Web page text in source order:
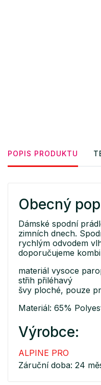
POPIS PRODUKTU
Obecný
Dámské spodní
zimních dnech.
rychlým odvodem
doporučujeme
materiál vysoce
střih přiléhavý
švy ploché, pouze
Materiál: 65%
Výrobce:
ALPINE PRO
Záruční doba: 24